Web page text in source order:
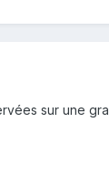
sur une